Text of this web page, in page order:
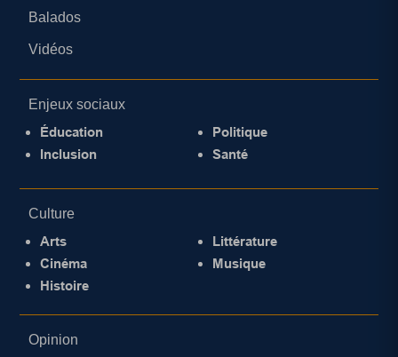
Balados
Vidéos
Enjeux sociaux
Éducation
Inclusion
Politique
Santé
Culture
Arts
Cinéma
Histoire
Littérature
Musique
Opinion